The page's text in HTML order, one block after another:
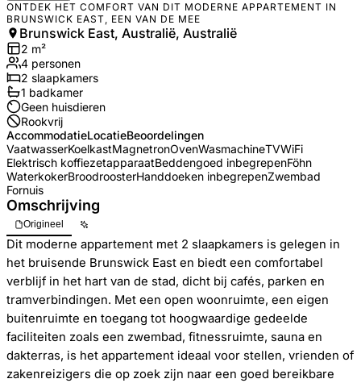
ONTDEK HET COMFORT VAN DIT MODERNE APPARTEMENT IN
BRUNSWICK EAST, EEN VAN DE MEE
Brunswick East, Australië, Australië
2 m²
4 personen
2 slaapkamers
1 badkamer
Geen huisdieren
Rookvrij
AccommodatieLocatieBeoordelingen
VaatwasserKoelkastMagnetronOvenWasmachineTVWiFi
Elektrisch koffiezetapparaatBeddengoed inbegrepenFöhn
WaterkokerBroodroosterHanddoeken inbegrepenZwembad
Fornuis
Omschrijving
Origineel
Dit moderne appartement met 2 slaapkamers is gelegen in
het bruisende Brunswick East en biedt een comfortabel
verblijf in het hart van de stad, dicht bij cafés, parken en
tramverbindingen. Met een open woonruimte, een eigen
buitenruimte en toegang tot hoogwaardige gedeelde
faciliteiten zoals een zwembad, fitnessruimte, sauna en
dakterras, is het appartement ideaal voor stellen, vrienden of
zakenreizigers die op zoek zijn naar een goed bereikbare